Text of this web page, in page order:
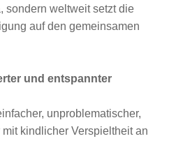
sondern weltweit setzt die
auf den gemeinsamen
und entspannter
unproblematischer,
kindlicher Verspieltheit an